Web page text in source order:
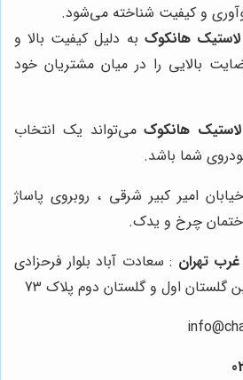
و کیفیت شناخته می‌شود.
لاستیک هانکوک به دلیل کیفیت بالا و
بالایی را در میان مشتریان خود
لاستیک هانکوکمی‌تواند یک انتخاب
شما باشد.
امیر کبیر شرقی ، روبروی پاساژ
تهران : سعادت آباد بلوار فرحزادی
گلستان اول و گلستان دوم پلاک 73